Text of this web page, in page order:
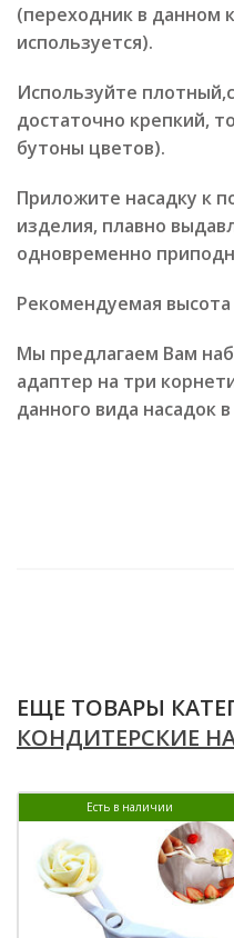
(переходник в данном
используется).
Используйте
достаточно крепкий,
бутоны цветов).
Приложите насадку к
изделия, плавно
одновременно
Рекомендуемая высота
Мы предлагаем Вам
адаптер на три
данного вида насадок
ЕЩЕ ТОВАРЫ
КОНДИТЕРСКИЕ
Есть в наличии